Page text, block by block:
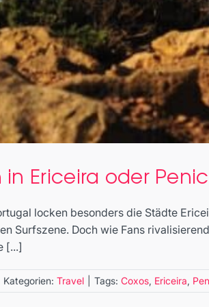
in Ericeira oder
locken besonders die Städte
Surfszene. Doch wie Fans
[...]
Kategorien: Travel Tags: Coxos, Ericeira,